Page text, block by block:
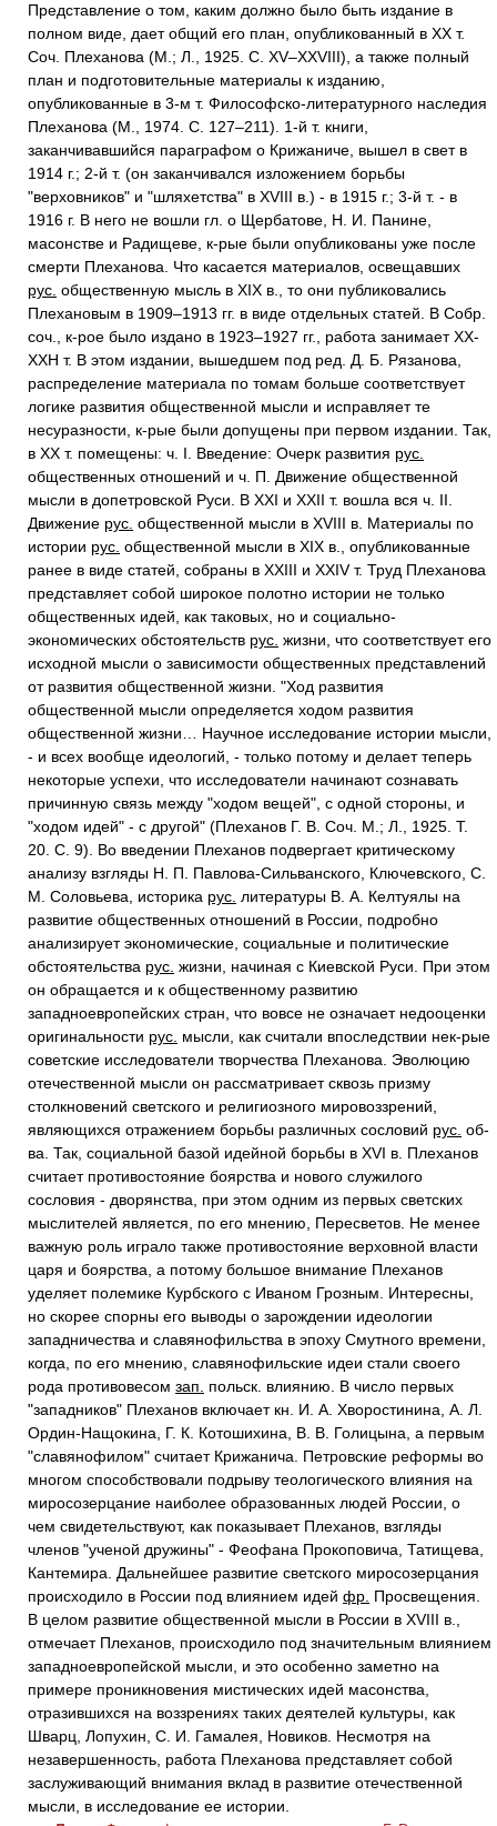
Представление о том, каким должно было быть издание в
полном виде, дает общий его план, опубликованный в XX т.
Соч. Плеханова (М.; Л., 1925. С. XV–XXVIII), а также полный
план и подготовительные материалы к изданию,
опубликованные в 3-м т. Философско-литературного наследия
Плеханова (М., 1974. С. 127–211). 1-й т. книги,
заканчивавшийся параграфом о Крижаниче, вышел в свет в
1914 г.; 2-й т. (он заканчивался изложением борьбы
"верховников" и "шляхетства" в XVIII в.) - в 1915 г.; 3-й т. - в
1916 г. В него не вошли гл. о Щербатове, Н. И. Панине,
масонстве и Радищеве, к-рые были опубликованы уже после
смерти Плеханова. Что касается материалов, освещавших
рус. общественную мысль в XIX в., то они публиковались
Плехановым в 1909–1913 гг. в виде отдельных статей. В Собр.
соч., к-рое было издано в 1923–1927 гг., работа занимает ХХ-
ХХН т. В этом издании, вышедшем под ред. Д. Б. Рязанова,
распределение материала по томам больше соответствует
логике развития общественной мысли и исправляет те
несуразности, к-рые были допущены при первом издании. Так,
в XX т. помещены: ч. I. Введение: Очерк развития рус.
общественных отношений и ч. П. Движение общественной
мысли в допетровской Руси. В XXI и XXII т. вошла вся ч. II.
Движение рус. общественной мысли в XVIII в. Материалы по
истории рус. общественной мысли в XIX в., опубликованные
ранее в виде статей, собраны в XXIII и XXIV т. Труд Плеханова
представляет собой широкое полотно истории не только
общественных идей, как таковых, но и социально-
экономических обстоятельств рус. жизни, что соответствует его
исходной мысли о зависимости общественных представлений
от развития общественной жизни. "Ход развития
общественной мысли определяется ходом развития
общественной жизни… Научное исследование истории мысли,
- и всех вообще идеологий, - только потому и делает теперь
некоторые успехи, что исследователи начинают сознавать
причинную связь между "ходом вещей", с одной стороны, и
"ходом идей" - с другой" (Плеханов Г. В. Соч. М.; Л., 1925. Т.
20. С. 9). Во введении Плеханов подвергает критическому
анализу взгляды Н. П. Павлова-Сильванского, Ключевского, С.
М. Соловьева, историка рус. литературы В. А. Келтуялы на
развитие общественных отношений в России, подробно
анализирует экономические, социальные и политические
обстоятельства рус. жизни, начиная с Киевской Руси. При этом
он обращается и к общественному развитию
западноевропейских стран, что вовсе не означает недооценки
оригинальности рус. мысли, как считали впоследствии нек-рые
советские исследователи творчества Плеханова. Эволюцию
отечественной мысли он рассматривает сквозь призму
столкновений светского и религиозного мировоззрений,
являющихся отражением борьбы различных сословий рус. об-
ва. Так, социальной базой идейной борьбы в XVI в. Плеханов
считает противостояние боярства и нового служилого
сословия - дворянства, при этом одним из первых светских
мыслителей является, по его мнению, Пересветов. Не менее
важную роль играло также противостояние верховной власти
царя и боярства, а потому большое внимание Плеханов
уделяет полемике Курбского с Иваном Грозным. Интересны,
но скорее спорны его выводы о зарождении идеологии
западничества и славянофильства в эпоху Смутного времени,
когда, по его мнению, славянофильские идеи стали своего
рода противовесом зап.
польск. влиянию. В число первых
"западников" Плеханов включает кн. И. А. Хворостинина, А. Л.
Ордин-Нащокина, Г. К. Котошихина, В. В. Голицына, а первым
"славянофилом" считает Крижанича. Петровские реформы во
многом способствовали подрыву теологического влияния на
миросозерцание наиболее образованных людей России, о
чем свидетельствуют, как показывает Плеханов, взгляды
членов "ученой дружины" - Феофана Прокоповича, Татищева,
Кантемира. Дальнейшее развитие светского миросозерцания
происходило в России под влиянием идей фр. Просвещения.
В целом развитие общественной мысли в России в XVIII в.,
отмечает Плеханов, происходило под значительным влиянием
западноевропейской мысли, и это особенно заметно на
примере проникновения мистических идей масонства,
отразившихся на воззрениях таких деятелей культуры, как
Шварц, Лопухин, С. И. Гамалея, Новиков. Несмотря на
незавершенность, работа Плеханова представляет собой
заслуживающий внимания вклад в развитие отечественной
мысли, в исследование ее истории.